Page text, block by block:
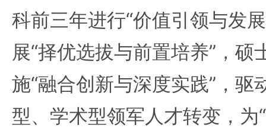
科前三年进行“价值引领与发
展“择优选拔与前置培养”，硕
施“融合创新与深度实践”，驱
型、学术型领军人才转变，为